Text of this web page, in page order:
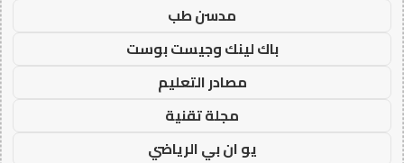
مدسن طب
باك لينك وجيست بوست
مصادر التعليم
مجلة تقنية
يو ان بي الرياضي